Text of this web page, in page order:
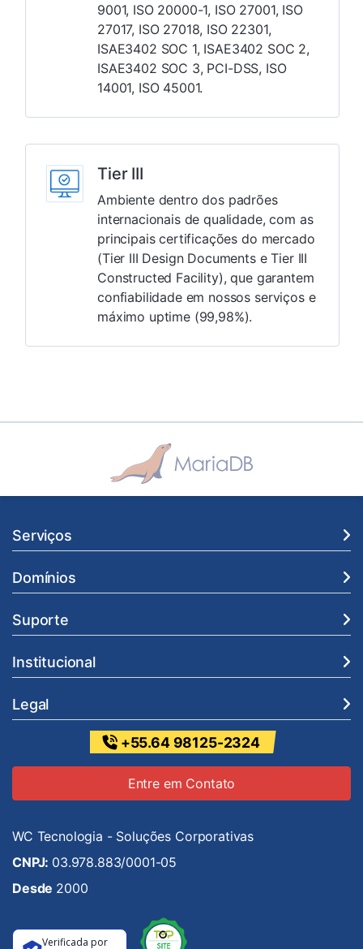
9001, ISO 20000-1, ISO 27001, ISO
27017, ISO 27018, ISO 22301,
ISAE3402 SOC 1, ISAE3402 SOC 2,
ISAE3402 SOC 3, PCI-DSS, ISO
14001, ISO 45001.
Tier III
Ambiente dentro dos padrões
internacionais de qualidade, com as
principais certificações do mercado
(Tier III Design Documents e Tier III
Constructed Facility), que garantem
confiabilidade em nossos serviços e
máximo uptime (99,98%).
Serviços
Domínios
Suporte
Institucional
Legal
+55.64 98125-2324
Entre em Contato
WC Tecnologia - Soluções Corporativas
CNPJ: 03.978.883/0001-05
Desde 2000
Verificada por